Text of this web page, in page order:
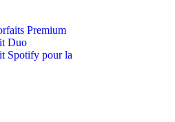
Premium
Duo
Spotify pour la